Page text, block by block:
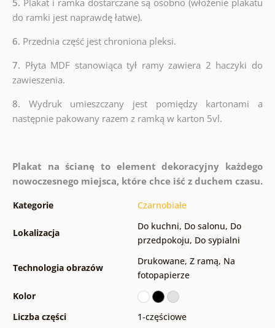
do ramki jest naprawdę łatwe).
6. Przednia część jest chroniona pleksi.
7. Płyta MDF stanowiąca tył ramy zawiera 2 haczyki do
zawieszenia.
8. Wydruk umieszczany jest pomiędzy kartonami a
następnie pakowany razem z ramką w karton 5vl.
Plakat na ścianę to element dekoracyjny każdego
nowoczesnego miejsca, które chce iść z duchem czasu.
Kategorie Czarnobiałe
Lokalizacja
Do kuchni, Do salonu, Do
przedpokoju, Do sypialni
Technologia obrazów
Drukowane, Z ramą, Na
fotopapierze
Kolor
Liczba części
1-częściowe